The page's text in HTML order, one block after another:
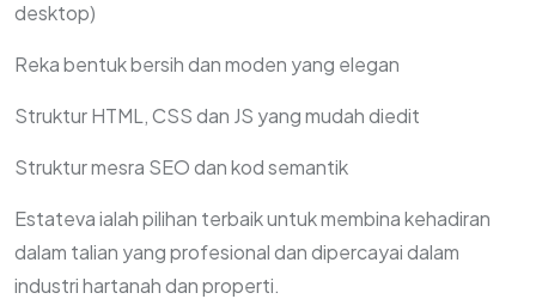
desktop)
Reka bentuk bersih dan moden yang elegan
Struktur HTML, CSS dan JS yang mudah diedit
Struktur mesra SEO dan kod semantik
Estateva ialah pilihan terbaik untuk membina kehadiran
dalam talian yang profesional dan dipercayai dalam
industri hartanah dan properti.